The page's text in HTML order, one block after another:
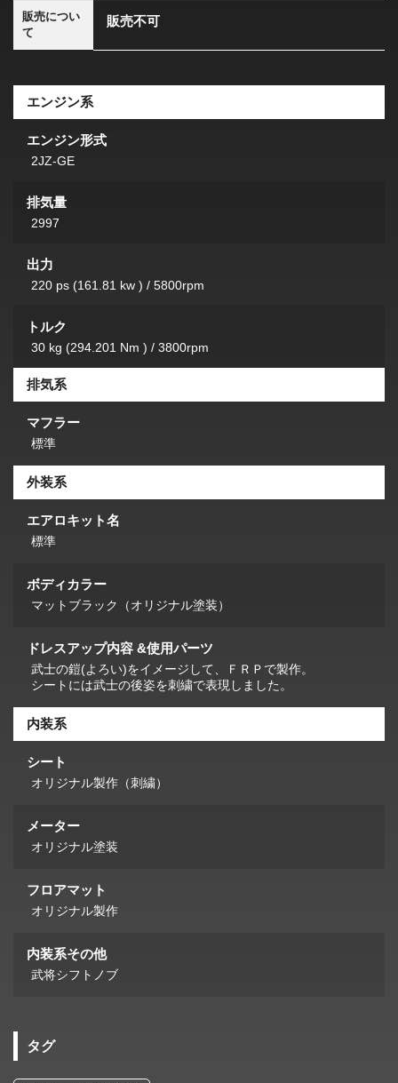
販売につい
て
販売不可
エンジン系
エンジン形式
2JZ-GE
排気量
2997
出力
220 ps (161.81 kw ) / 5800rpm
トルク
30 kg (294.201 Nm ) / 3800rpm
排気系
マフラー
標準
外装系
エアロキット名
標準
ボディカラー
マットブラック（オリジナル塗装）
ドレスアップ内容 &使用パーツ
武士の鎧(よろい)をイメージして、ＦＲＰで製作。
シートには武士の後姿を刺繍で表現しました。
内装系
シート
オリジナル製作（刺繍）
メーター
オリジナル塗装
フロアマット
オリジナル製作
内装系その他
武将シフトノブ
タグ